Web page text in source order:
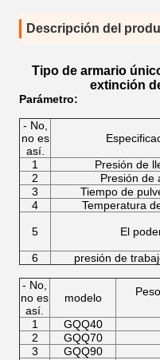
Descripción del
Tipo de armario
extinción
Parámetro:
- No,
no es
así.
1 Presión de
2
Presión de
3
Tiempo de
4
Temperatura
5 El
6
presión de
- No,
no es
así.
modelo
1
GQQ40
2
GQQ70
3
GQQ90